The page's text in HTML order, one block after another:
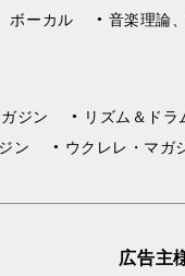
ボーカル 音楽理論
ジン リズム＆ドラ
ン
ウクレレ・マガ
広告主